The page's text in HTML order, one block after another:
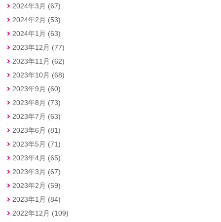
2024年3月 (67)
2024年2月 (53)
2024年1月 (63)
2023年12月 (77)
2023年11月 (62)
2023年10月 (68)
2023年9月 (60)
2023年8月 (73)
2023年7月 (63)
2023年6月 (81)
2023年5月 (71)
2023年4月 (65)
2023年3月 (67)
2023年2月 (59)
2023年1月 (84)
2022年12月 (109)